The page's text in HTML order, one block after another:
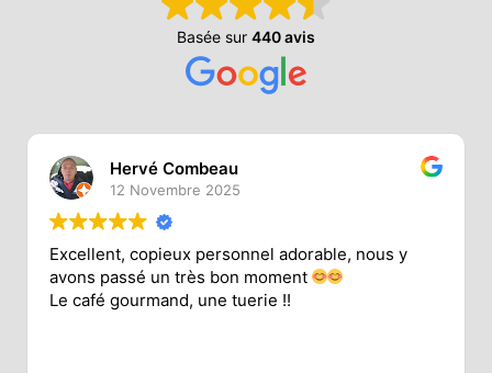
Basée sur 440 avis
Hervé Combeau
12 Novembre 2025
Excellent, copieux personnel adorable, nous y
avons passé un très bon moment
Le café gourmand, une tuerie !!